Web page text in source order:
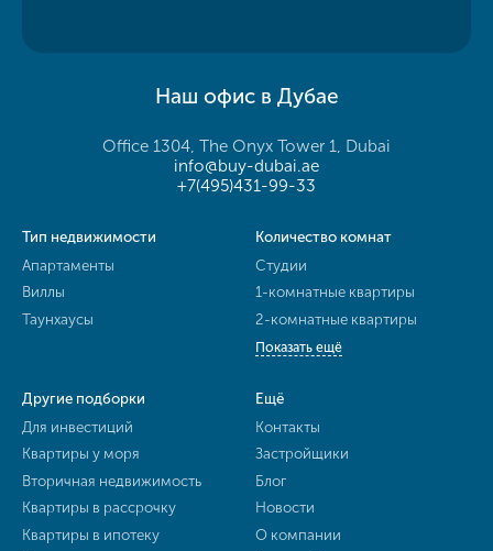
Наш офис в Дубае
Office 1304, The Onyx Tower 1, Dubai
info@buy-dubai.ae
+7(495)431-99-33
Тип недвижимости
Апартаменты
Виллы
Таунхаусы
Количество комнат
Студии
1-комнатные квартиры
2-комнатные квартиры
Показать ещё
Другие подборки
Для инвестиций
Квартиры у моря
Вторичная недвижимость
Квартиры в рассрочку
Квартиры в ипотеку
Ещё
Контакты
Застройщики
Блог
Новости
О компании